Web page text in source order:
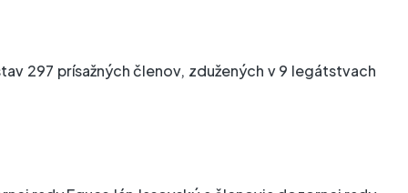
297 prísažných členov, zdužených v 9 legátstvach